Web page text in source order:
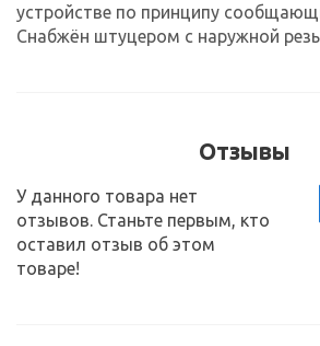
устройстве по принципу
Снабжён штуцером с наружной
Отзывы
У данного товара нет
отзывов. Станьте первым, кто
оставил отзыв об этом
товаре!